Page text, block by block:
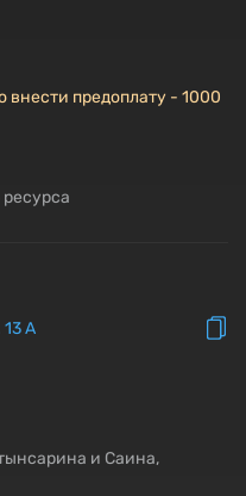
предоплату - 1000
А
и Саина,